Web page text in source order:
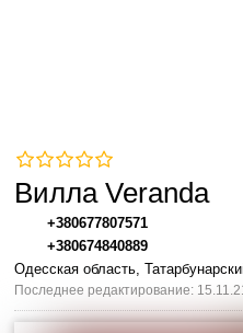
Вилла Veranda
+380677807571
+380674840889
Одесская область,
Последнее редактирование: